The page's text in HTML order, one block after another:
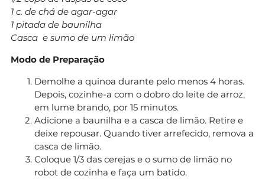
1 c. de chá de agar-agar
1 pitada de baunilha
Casca e sumo de um limão
Modo de Preparação
Demolhe a quinoa durante pelo menos 4 horas.
Depois, cozinhe-a com o dobro do leite de arroz,
em lume brando, por 15 minutos.
Adicione a baunilha e a casca de limão. Retire e
deixe repousar. Quando tiver arrefecido, remova a
casca de limão.
Coloque 1/3 das cerejas e o sumo de limão no
robot de cozinha e faça um batido.